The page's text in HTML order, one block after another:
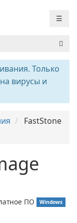
☰
Только
вирусы и
FastStone
ПО Windows